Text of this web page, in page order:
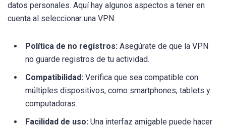
datos personales. Aquí hay algunos aspectos a tener en
cuenta al seleccionar una VPN:
Política de no registros: Asegúrate de que la VPN
no guarde registros de tu actividad.
Compatibilidad: Verifica que sea compatible con
múltiples dispositivos, como smartphones, tablets y
computadoras.
Facilidad de uso: Una interfaz amigable puede hacer